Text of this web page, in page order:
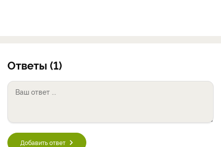
Ответы (1)
Добавить ответ